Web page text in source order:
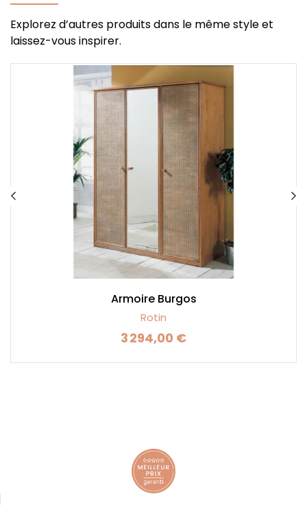
Explorez d’autres produits dans le même style et
laissez-vous inspirer.
Armoire Burgos
Rotin
Prix
3 294,00 €